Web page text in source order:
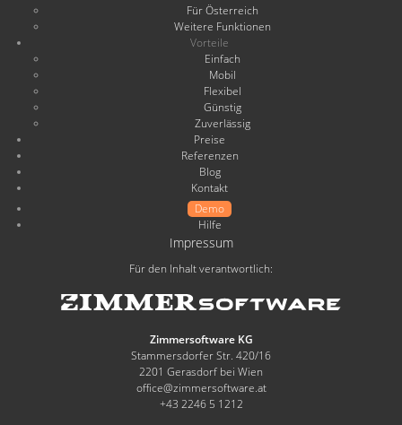
Für Österreich
Weitere Funktionen
Vorteile
Einfach
Mobil
Flexibel
Günstig
Zuverlässig
Preise
Referenzen
Blog
Kontakt
Demo
Hilfe
Impressum
Für den Inhalt verantwortlich:
Zimmersoftware KG
Stammersdorfer Str. 420/16
2201 Gerasdorf bei Wien
office@zimmersoftware.at
+43 2246 5 1212